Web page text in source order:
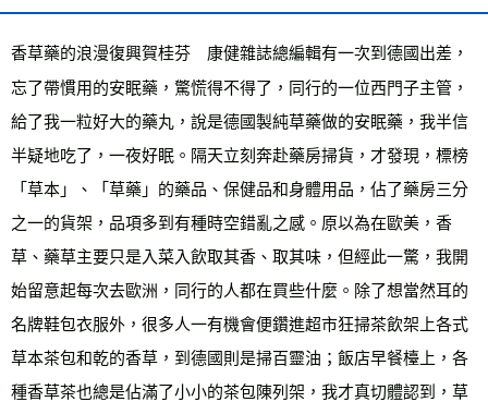
香草藥的浪漫復興賀桂芬　康健雜誌總編輯有一次到德國出差，
忘了帶慣用的安眠藥，驚慌得不得了，同行的一位西門子主管，
給了我一粒好大的藥丸，說是德國製純草藥做的安眠藥，我半信
半疑地吃了，一夜好眠。隔天立刻奔赴藥房掃貨，才發現，標榜
「草本」、「草藥」的藥品、保健品和身體用品，佔了藥房三分
之一的貨架，品項多到有種時空錯亂之感。原以為在歐美，香
草、藥草主要只是入菜入飲取其香、取其味，但經此一驚，我開
始留意起每次去歐洲，同行的人都在買些什麼。除了想當然耳的
名牌鞋包衣服外，很多人一有機會便鑽進超市狂掃茶飲架上各式
草本茶包和乾的香草，到德國則是掃百靈油；飯店早餐檯上，各
種香草茶也總是佔滿了小小的茶包陳列架，我才真切體認到，草